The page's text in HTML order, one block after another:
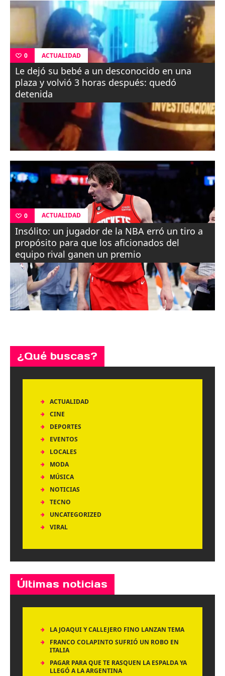
0 ACTUALIDAD
Le dejó su bebé a un desconocido en una
plaza y volvió 3 horas después: quedó
detenida
0 ACTUALIDAD
Insólito: un jugador de la NBA erró un tiro a
propósito para que los aficionados del
equipo rival ganen un premio
¿Qué buscas?
ACTUALIDAD
CINE
DEPORTES
EVENTOS
LOCALES
MODA
MÚSICA
NOTICIAS
TECNO
UNCATEGORIZED
VIRAL
Últimas noticias
LA JOAQUI Y CALLEJERO FINO LANZAN TEMA
FRANCO COLAPINTO SUFRIÓ UN ROBO EN
ITALIA
PAGAR PARA QUE TE RASQUEN LA ESPALDA YA
LLEGÓ A LA ARGENTINA